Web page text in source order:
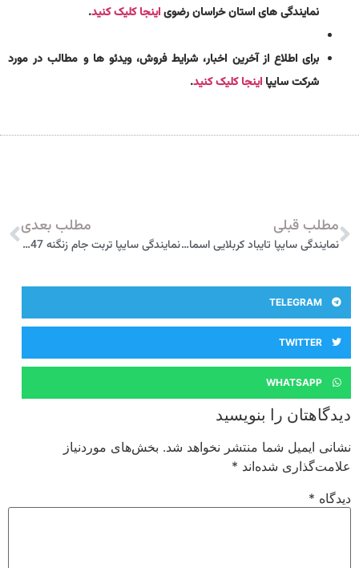
نمایندگی های استان خراسان رضویاینجا کلیک کنید.
برای اطلاع از آخرین اخبار، شرایط فروش، ویدئو ها و مطالب در مورد
شرکت سایپااینجا کلیک کنید.
مطلب قبلی
نمایندگی سایپا تایباد کربلایی اسماعیلی 3037
مطلب بعدی
نمایندگی سایپا تربت جام زنگنه 3047
TELEGRAM
TWITTER
WHATSAPP
دیدگاهتان را بنویسید
نشانی ایمیل شما منتشر نخواهد شد. بخش‌های موردنیاز
علامت‌گذاری شده‌اند*
دیدگاه*